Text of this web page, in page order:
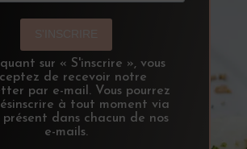
sur « S'inscrire », vous
de recevoir notre
par e-mail. Vous pourrez
à tout moment via
présent dans chacun de nos
e-mails.